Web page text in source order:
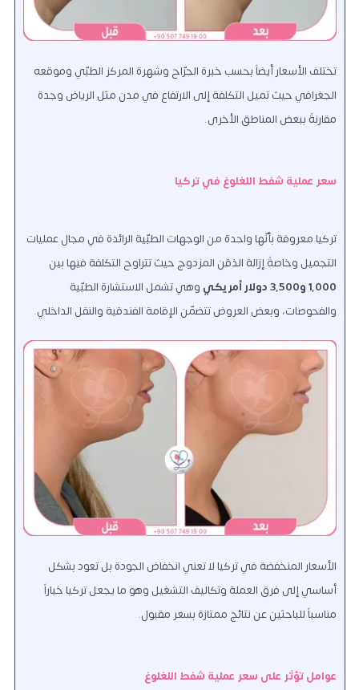
تختلف الأسعار أيضاً بحسب خبرة الجرّاح وشهرة المركز الطبّي وموقعه
الجغرافي حيث تميل التكلفة إلى الارتفاع في مدن مثل الرياض وجدة
مقارنةً ببعض المناطق الأخرى.
سعر عملية شفط اللغلوغ في تركيا
تركيا معروفة بأنّها واحدة من الوجهات الطبّية الرائدة في مجال عمليات
التجميل وخاصةً إزالة الذقن المزدوج حيث تتراوح التكلفة فيها بين
1,000 و3,500 دولار أمريكي
وهي تشمل الاستشارة الطبّية
والفحوصات، وبعض العروض تتضمّن الإقامة الفندقية والنقل الداخلي.
الأسعار المنخفضة في تركيا لا تعني انخفاض الجودة بل تعود بشكل
أساسي إلى فرق العملة وتكاليف التشغيل وهو ما يجعل تركيا خياراً
مناسباً للباحثين عن نتائج ممتازة بسعر مقبول.
عوامل تؤثر على سعر عملية شفط اللغلوغ